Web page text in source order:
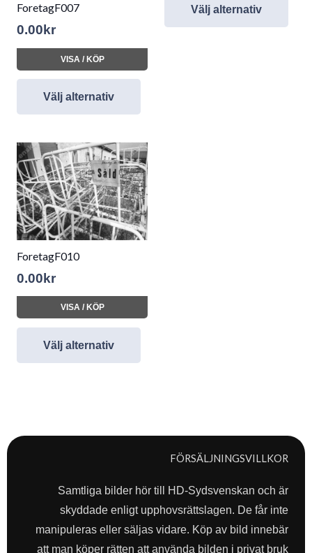
ForetagF007
0.00kr
VISA / KÖP
Välj alternativ
Välj alternativ
ForetagF010
0.00kr
VISA / KÖP
Välj alternativ
FÖRSÄLJNINGSVILLKOR
Samtliga bilder hör till HD-Sydsvenskan och är
skyddade enligt upphovsrättslagen. De får inte
manipuleras eller säljas vidare. Köp av bild innebär
att man köper rätten att använda bilden i privat bruk